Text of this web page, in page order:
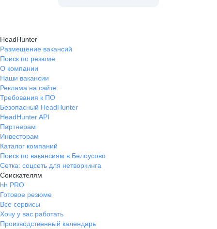
HeadHunter
Размещение вакансий
Поиск по резюме
О компании
Наши вакансии
Реклама на сайте
Требования к ПО
Безопасный HeadHunter
HeadHunter API
Партнерам
Инвесторам
Каталог компаний
Поиск по вакансиям в Белоусово
Сетка: соцсеть для нетворкинга
Соискателям
hh PRO
Готовое резюме
Все сервисы
Хочу у вас работать
Производственный календарь